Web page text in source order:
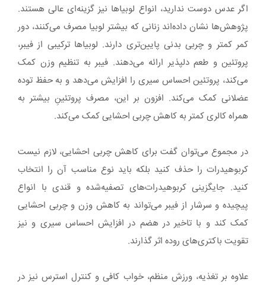
اگر عدس دوست ندارید، انواع لوبیاها نیز گزینه‌ای عالی هستند.
پژوهش‌ها نشان داده‌اند زنانی که بیشتر لوبیا مصرف می‌کنند، دور
کمر کمتر و چربی بدنی پایین‌تری دارند. لوبیاها ترکیبی از فیبر،
پروتئین و طعم دلپذیر ارائه می‌دهند. فیبر به تنظیم وزن کمک
می‌کند، پروتئین احساس سیری را افزایش می‌دهد و به حفظ توده
عضلانی کمک می‌کند. افزون بر این، مصرف پروتئینِ بیشتر به
همراه کالری کمتر به کاهش چربی احشایی کمک می‌کند.
در مجموع می‌توان گفت برای کاهش چربی احشایی، لازم نیست
کربوهیدرات را حذف کنید بلکه باید نوع مناسب آن‌ را انتخاب
کنید. جایگزینی کربوهیدرات‌های تصفیه‌شده و قندی با انواع
پیچیده و سرشار از فیبر می‌تواند به کاهش وزن و چربی احشایی
کمک کند و با تاخیر در هضم در افزایش احساس سیری و نیز
تقویت باکتری‌های روده اثر گذارند.
علاوه بر تغذیه، ورزش منظم، خواب کافی و کنترل استرس نیز در